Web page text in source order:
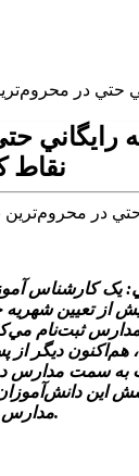
حتي در
رايگاني
نقاط
يک کارشناس
از تعيين
ثبت‌نام
ديگر از
به سمت مدارس
اين
مدارس غيرانتفاعي مواجه نبوديم.